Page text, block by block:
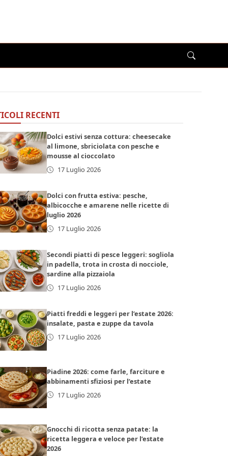
RECENTI
Dolci estivi senza cottura: cheesecake
al limone, sbriciolata con pesche e
mousse al cioccolato
17 Luglio 2026
Dolci con frutta estiva: pesche,
albicocche e amarene nelle ricette di
luglio 2026
17 Luglio 2026
Secondi piatti di pesce leggeri: sogliola
in padella, trota in crosta di nocciole,
sardine alla pizzaiola
17 Luglio 2026
Piatti freddi e leggeri per l’estate 2026:
insalate, pasta e zuppe da tavola
17 Luglio 2026
Piadine 2026: come farle, farciture e
abbinamenti sfiziosi per l’estate
17 Luglio 2026
Gnocchi di ricotta senza patate: la
ricetta leggera e veloce per l’estate
2026